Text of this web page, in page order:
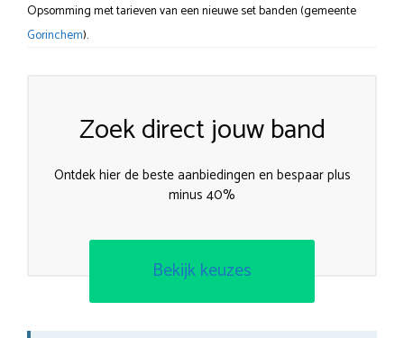
Opsomming met tarieven van een nieuwe set banden (gemeente
Gorinchem).
Zoek direct jouw band
Ontdek hier de beste aanbiedingen en bespaar plus
minus 40%
Bekijk keuzes